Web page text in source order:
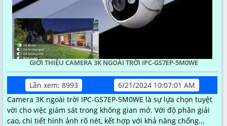
GIỚI THIỆU CAMERA 3K NGOÀI TRỜI IPC-GS7EP-5M0WE
Lần xem: 8993
6/21/2024 10:07:01 AM
Camera 3K ngoài trời IPC-GS7EP-5M0WE là sự lựa chọn tuyệt
vời cho việc giám sát trong không gian mở. Với độ phân giải
cao, chi tiết hình ảnh rõ nét, kết hợp với khả năng chống...